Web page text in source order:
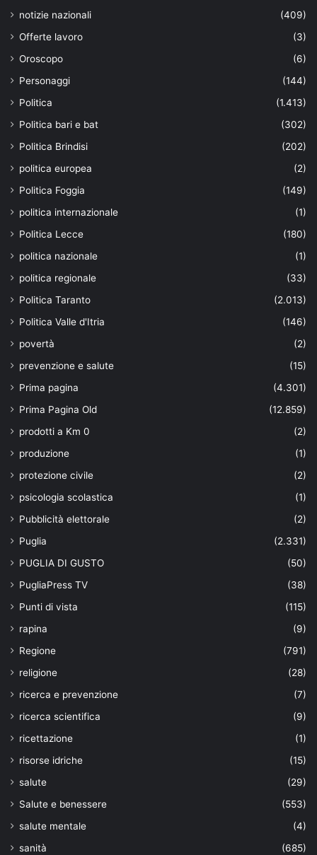
notizie nazionali
(409)
Offerte lavoro
(3)
Oroscopo
(6)
Personaggi
(144)
Politica
(1.413)
Politica bari e bat
(302)
Politica Brindisi
(202)
politica europea
(2)
Politica Foggia
(149)
politica internazionale
(1)
Politica Lecce
(180)
politica nazionale
(1)
politica regionale
(33)
Politica Taranto
(2.013)
Politica Valle d'Itria
(146)
povertà
(2)
prevenzione e salute
(15)
Prima pagina
(4.301)
Prima Pagina Old
(12.859)
prodotti a Km 0
(2)
produzione
(1)
protezione civile
(2)
psicologia scolastica
(1)
Pubblicità elettorale
(2)
Puglia
(2.331)
PUGLIA DI GUSTO
(50)
PugliaPress TV
(38)
Punti di vista
(115)
rapina
(9)
Regione
(791)
religione
(28)
ricerca e prevenzione
(7)
ricerca scientifica
(9)
ricettazione
(1)
risorse idriche
(15)
salute
(29)
Salute e benessere
(553)
salute mentale
(4)
sanità
(685)